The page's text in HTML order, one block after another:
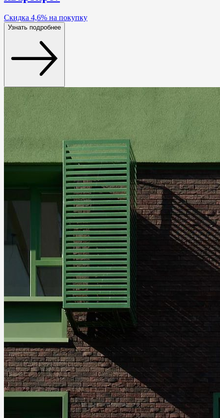
Скидка 4,6% на покупку
Узнать подробнее